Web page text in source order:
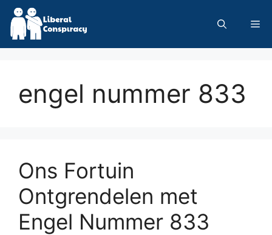
Skip
content
engel nummer 833
Ons Fortuin
Ontgrendelen met
Engel Nummer 833